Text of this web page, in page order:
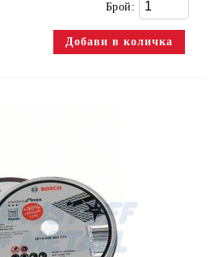
Брой: